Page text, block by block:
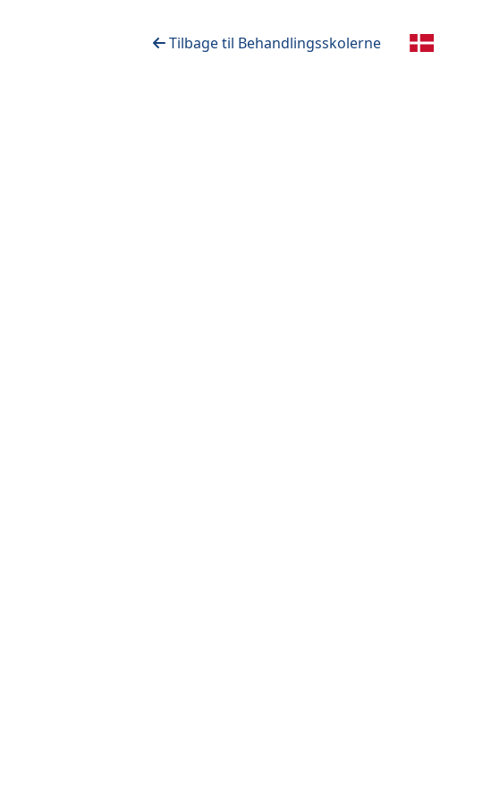
Tilbage til Behandlingsskolerne